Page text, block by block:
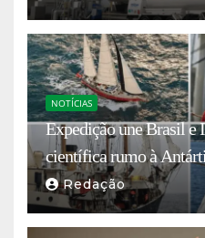
NOTÍCIAS
Expedição une Brasil e
científica rumo à
Redação